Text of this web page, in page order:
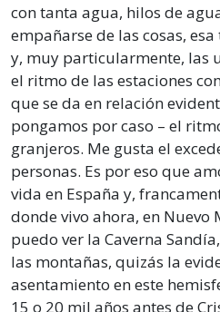
con tanta agua, hilos de
empañarse de las cosas,
y, muy particularmente, las
el ritmo de las estaciones
que se da en relación
pongamos por caso – el
granjeros. Me gusta el
personas. Es por eso que
vida en España y,
donde vivo ahora, en Nuevo
puedo ver la Caverna
las montañas, quizás la
asentamiento en este
15 o 20 mil años antes de